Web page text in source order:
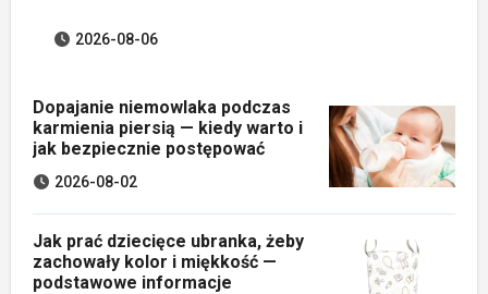
2026-08-06
Dopajanie niemowlaka podczas
karmienia piersią — kiedy warto i
jak bezpiecznie postępować
2026-08-02
Jak prać dziecięce ubranka, żeby
zachowały kolor i miękkość —
podstawowe informacje